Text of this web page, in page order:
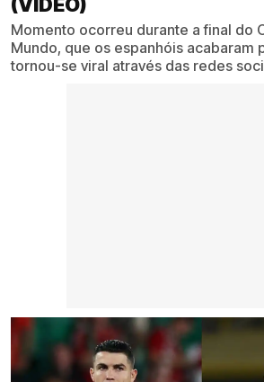
Momento ocorreu durante a final do
Mundo, que os espanhóis acabaram
tornou-se viral através das redes